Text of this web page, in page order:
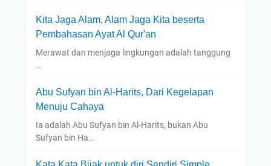
Kita Jaga Alam, Alam Jaga Kita beserta
Pembahasan Ayat Al Qur'an
Merawat dan menjaga lingkungan adalah tanggung
…
Abu Sufyan bin Al-Harits, Dari Kegelapan
Menuju Cahaya
Ia adalah Abu Sufyan bin Al-Harits, bukan Abu
Sufyan bin Ha…